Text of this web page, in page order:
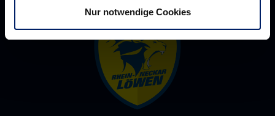
Nur notwendige Cookies